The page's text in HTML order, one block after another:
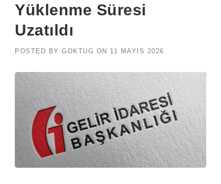
Yüklenme Süresi
Uzatıldı
POSTED BY GOKTUG ON 11 MAYIS 2026